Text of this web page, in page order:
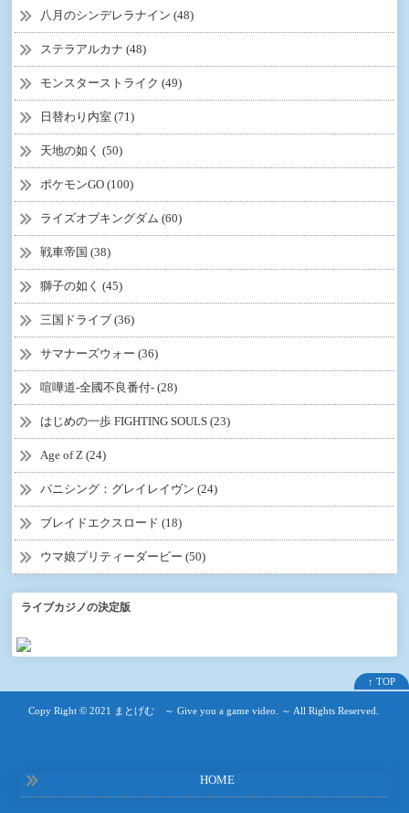
八月のシンデレラナイン (48)
ステラアルカナ (48)
モンスターストライク (49)
日替わり内室 (71)
天地の如く (50)
ポケモンGO (100)
ライズオブキングダム (60)
戦車帝国 (38)
獅子の如く (45)
三国ドライブ (36)
サマナーズウォー (36)
喧嘩道-全國不良番付- (28)
はじめの一歩 FIGHTING SOULS (23)
Age of Z (24)
パニシング：グレイレイヴン (24)
ブレイドエクスロード (18)
ウマ娘プリティーダービー (50)
ライブカジノの決定版
↑ TOP
Copy Right © 2021 まとげむ ～ Give you a game video. ～ All Rights Reserved.
HOME